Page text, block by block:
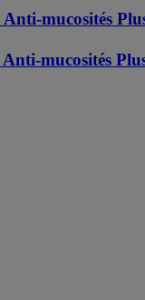
Anti-mucosités
Anti-mucosités